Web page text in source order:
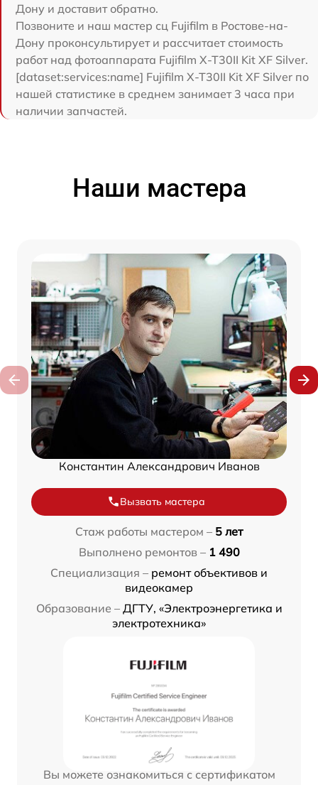
Дону и доставит обратно.
Позвоните и наш мастер сц Fujifilm в Ростове-на-
Дону проконсультирует и рассчитает стоимость
работ над фотоаппарата Fujifilm X-T30II Kit XF Silver.
[dataset:services:name] Fujifilm X-T30II Kit XF Silver по
нашей статистике в среднем занимает 3 часа при
наличии запчастей.
Наши мастера
Константин Александрович Иванов
Вызвать мастера
Стаж работы мастером – 5 лет
Выполнено ремонтов – 1 490
Специализация – ремонт объективов и
видеокамер
Образование – ДГТУ, «Электроэнергетика и
электротехника»
Вы можете ознакомиться с сертификатом